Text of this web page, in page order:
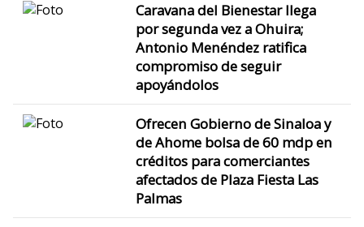
Caravana del Bienestar llega
por segunda vez a Ohuira;
Antonio Menéndez ratifica
compromiso de seguir
apoyándolos
Ofrecen Gobierno de Sinaloa y
de Ahome bolsa de 60 mdp en
créditos para comerciantes
afectados de Plaza Fiesta Las
Palmas